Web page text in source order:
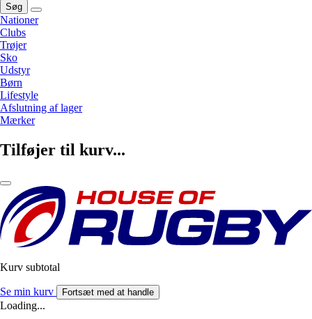
Søg
Nationer
Clubs
Trøjer
Sko
Udstyr
Børn
Lifestyle
Afslutning af lager
Mærker
Tilføjer til kurv...
Kurv subtotal
Se min kurv Fortsæt med at handle
Loading...